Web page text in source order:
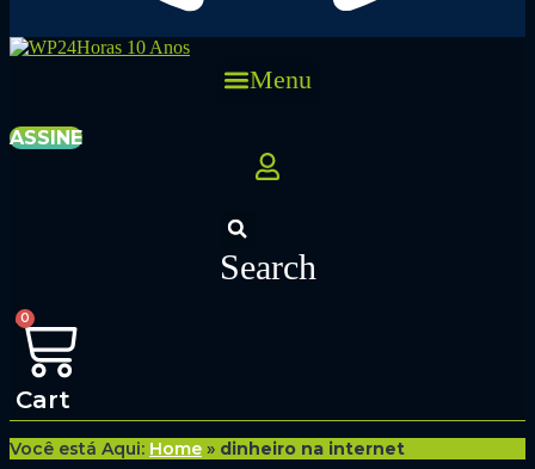
Menu
ASSINE
Search
0
Cart
Você está Aqui: Home » dinheiro na internet